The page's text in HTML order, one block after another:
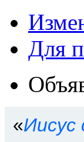
Для
«Иисус